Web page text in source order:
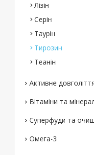
Лізін
Серін
Таурін
Тирозин
Теанін
Активне
Вітаміни та
Суперфуди та
Омега-3